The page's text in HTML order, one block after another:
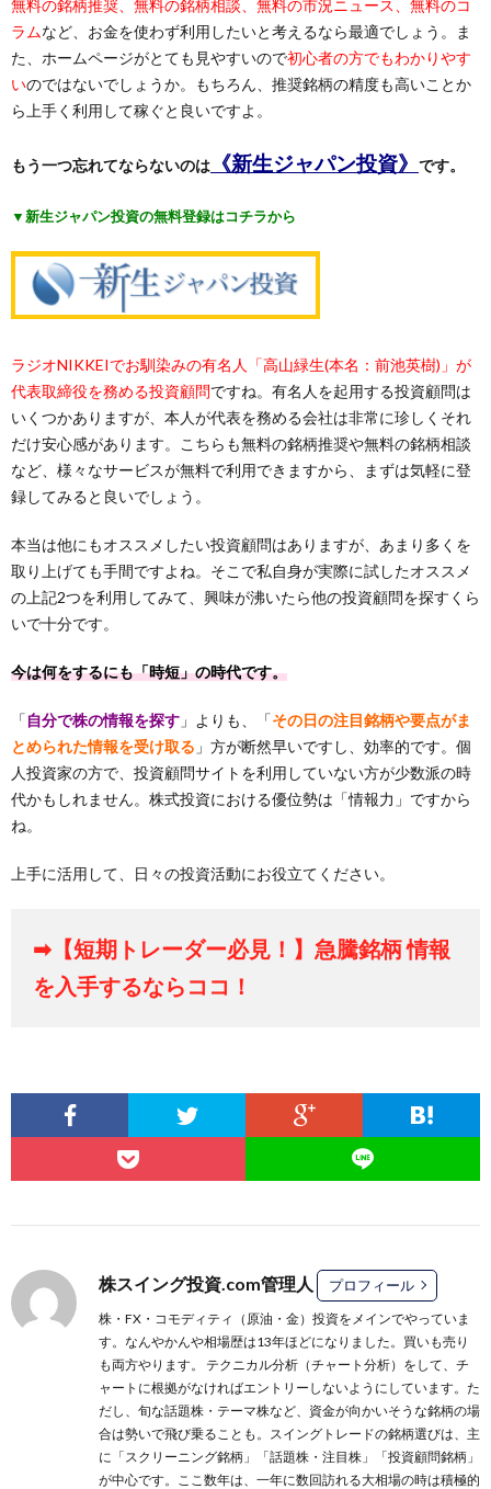
無料の銘柄推奨、無料の銘柄相談、無料の市況ニュース、無料のコ
ラムなど、お金を使わず利用したいと考えるなら最適でしょう。ま
た、ホームページがとても見やすいので初心者の方でもわかりやす
いのではないでしょうか。もちろん、推奨銘柄の精度も高いことか
ら上手く利用して稼ぐと良いですよ。
もう一つ忘れてならないのは 《新生ジャパン投資》 です。
▼新生ジャパン投資の無料登録はコチラから
ラジオNIKKEIでお馴染みの有名人「高山緑生(本名：前池英樹)」が
代表取締役を務める投資顧問ですね。有名人を起用する投資顧問は
いくつかありますが、本人が代表を務める会社は非常に珍しくそれ
だけ安心感があります。こちらも無料の銘柄推奨や無料の銘柄相談
など、様々なサービスが無料で利用できますから、まずは気軽に登
録してみると良いでしょう。
本当は他にもオススメしたい投資顧問はありますが、あまり多くを
取り上げても手間ですよね。そこで私自身が実際に試したオススメ
の上記2つを利用してみて、興味が沸いたら他の投資顧問を探すくら
いで十分です。
今は何をするにも「時短」の時代です。
「自分で株の情報を探す 」よりも、「その日の注目銘柄や要点がま
とめられた情報を受け取る 」方が断然早いですし、効率的です。個
人投資家の方で、投資顧問サイトを利用していない方が少数派の時
代かもしれません。株式投資における優位勢は「情報力」ですから
ね。
上手に活用して、日々の投資活動にお役立てください。
➡【短期トレーダー必見！】急騰銘柄 情報
を入手するならココ！
株スイング投資.com管理人 プロフィール
株・FX・コモディティ（原油・金）投資をメインでやっていま
す。なんやかんや相場歴は13年ほどになりました。買いも売り
も両方やります。 テクニカル分析（チャート分析）をして、チ
ャートに根拠がなければエントリーしないようにしています。た
だし、旬な話題株・テーマ株など、資金が向かいそうな銘柄の場
合は勢いで飛び乗ることも。スイングトレードの銘柄選びは、主
に 「スクリーニング銘柄」 「話題株・注目株」
「投資顧問銘柄」
が中心です。ここ数年は、一年に数回訪れる大相場の時は積極的